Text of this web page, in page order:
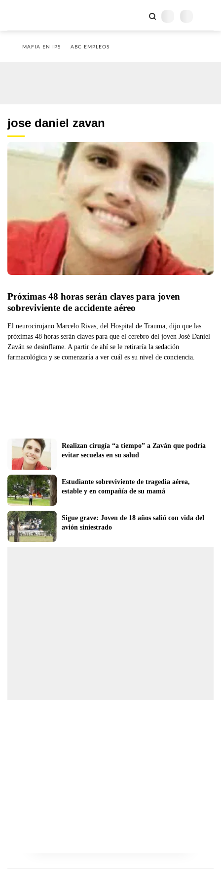
MAFIA EN IPS ABC EMPLEOS
jose daniel zavan
Próximas 48 horas serán claves para joven
sobreviviente de accidente aéreo
El neurocirujano Marcelo Rivas, del Hospital de Trauma, dijo que las
próximas 48 horas serán claves para que el cerebro del joven José Daniel
Zaván se desinflame. A partir de ahí se le retiraría la sedación
farmacológica y se comenzaría a ver cuál es su nivel de conciencia.
Realizan cirugía “a tiempo” a Zaván que podría
evitar secuelas en su salud
Estudiante sobreviviente de tragedia aérea,
estable y en compañía de su mamá
Sigue grave: Joven de 18 años salió con vida del
avión siniestrado